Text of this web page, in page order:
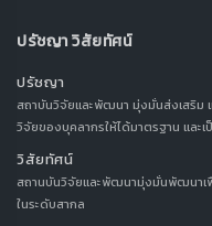
ปรัชญา วิสัยทัศน์
ปรัชญา
สถาบันวิจัยและพัฒนา มุ่งมั่นส่งเสริม
วิจัยของบุคลากรให้ได้มาตรฐาน และ
วิสัยทัศน์
สถานบันวิจัยและพัฒนามุ่งมั่นพัฒนาเ
ในระดับสากล